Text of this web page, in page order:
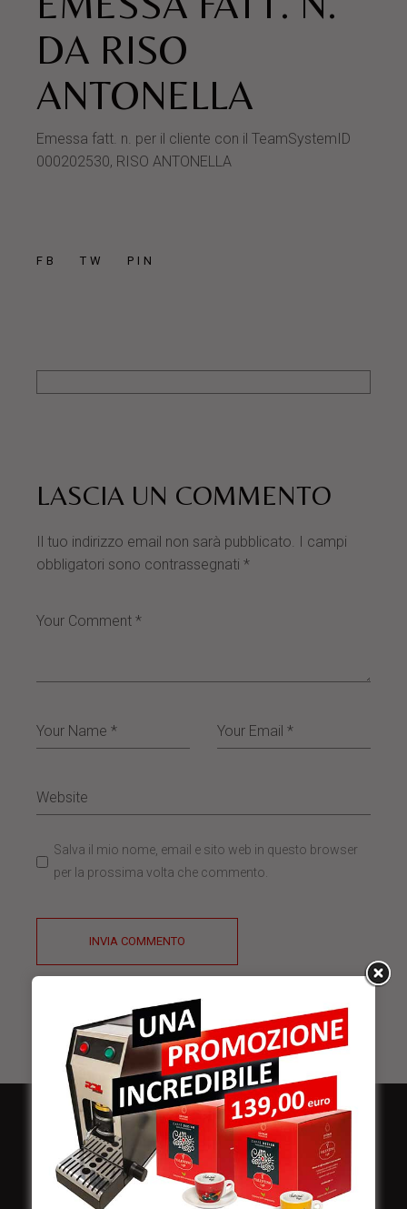
DA RISO
ANTONELLA
Emessa fatt. n. per il cliente con il TeamSystemID
000202530, RISO ANTONELLA
FB TW PIN
LASCIA UN COMMENTO
Il tuo indirizzo email non sarà pubblicato. I campi
obbligatori sono contrassegnati*
Salva il mio nome, email e sito web in questo browser
per la prossima volta che commento.
INVIA COMMENTO